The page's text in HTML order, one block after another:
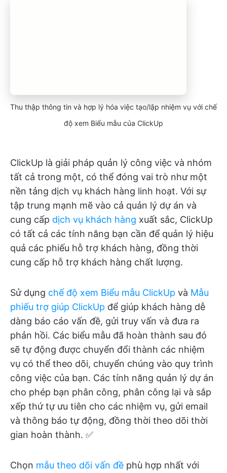
Thu thập thông tin và hợp lý hóa việc tạo/lập nhiệm vụ với chế
độ xem Biểu mẫu của ClickUp
ClickUp là giải pháp quản lý công việc và nhóm
tất cả trong một, có thể đóng vai trò như một
nền tảng dịch vụ khách hàng linh hoạt. Với sự
tập trung mạnh mẽ vào cả quản lý dự án và
cung cấp dịch vụ khách hàng xuất sắc, ClickUp
có tất cả các tính năng bạn cần để quản lý hiệu
quả các phiếu hỗ trợ khách hàng, đồng thời
cung cấp hỗ trợ khách hàng chất lượng.
Sử dụng chế độ xem Biểu mẫu ClickUp và Mẫu
phiếu trợ giúp ClickUp để giúp khách hàng dễ
dàng báo cáo vấn đề, gửi truy vấn và đưa ra
phản hồi. Các biểu mẫu đã hoàn thành sau đó
sẽ tự động được chuyển đổi thành các nhiệm
vụ có thể theo dõi, chuyển chúng vào quy trình
công việc của bạn. Các tính năng quản lý dự án
cho phép bạn phân công, phân công lại và sắp
xếp thứ tự ưu tiên cho các nhiệm vụ, gửi email
và thông báo tự động, đồng thời theo dõi thời
gian hoàn thành. ✅
Chọn mẫu theo dõi vấn đề phù hợp nhất với